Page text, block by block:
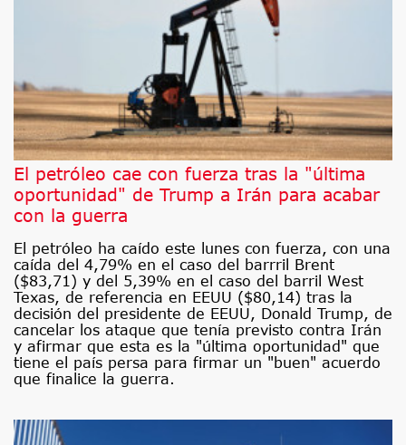
El petróleo cae con fuerza tras la "última
oportunidad" de Trump a Irán para acabar
con la guerra
El petróleo ha caído este lunes con fuerza, con una
caída del 4,79% en el caso del barrril Brent
($83,71) y del 5,39% en el caso del barril West
Texas, de referencia en EEUU ($80,14) tras la
decisión del presidente de EEUU, Donald Trump, de
cancelar los ataque que tenía previsto contra Irán
y afirmar que esta es la "última oportunidad" que
tiene el país persa para firmar un "buen" acuerdo
que finalice la guerra.